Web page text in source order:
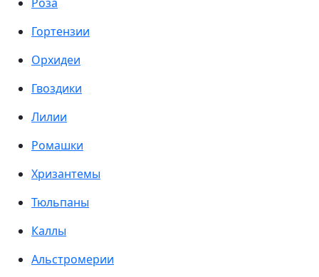
Гортензии
Орхидеи
Гвоздики
Лилии
Ромашки
Хризантемы
Тюльпаны
Каллы
Альстромерии